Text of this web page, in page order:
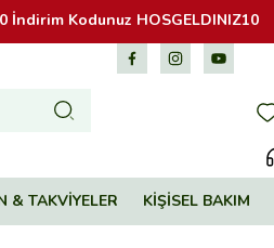
İndirim Kodunuz HOSGELDINIZ10
& TAKVİYELER KİŞİSEL BAKIM